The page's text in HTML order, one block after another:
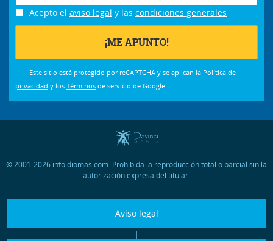
Acepto el aviso legal y las condiciones generales
Este sitio está protegido por reCAPTCHA y se aplican la Política de
privacidad y los Términos de servicio de Google.
© 2001-2026 infoidiomas.com. Prohibida la reproducción total o parcial sin la
autorización expresa del titular.
Aviso legal
|